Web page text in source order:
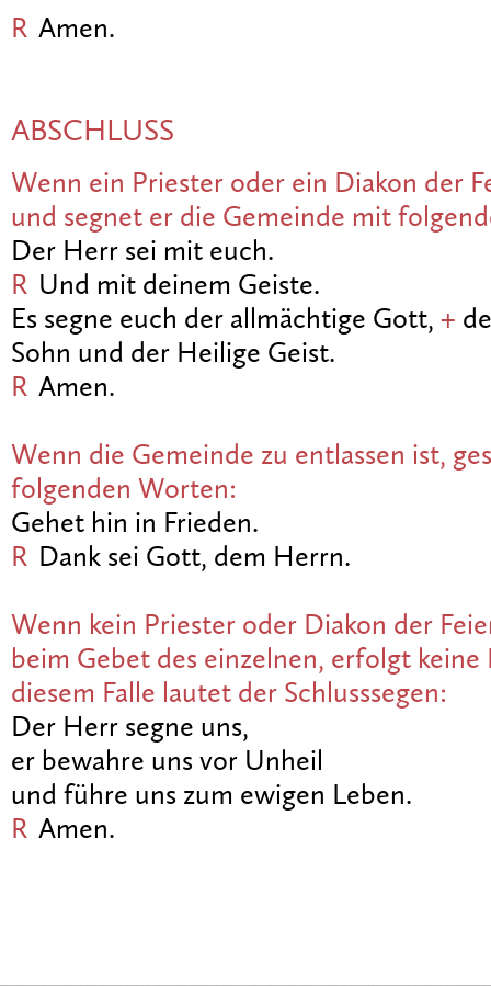
R Amen.
ABSCHLUSS
Wenn ein Priester oder ein Diakon der
und segnet er die Gemeinde mit
Der Herr sei mit euch.
R Und mit deinem Geiste.
Es segne euch der allmächtige Gott, +
Sohn und der Heilige Geist.
R Amen.
Wenn die Gemeinde zu entlassen ist,
folgenden Worten:
Gehet hin in Frieden.
R Dank sei Gott, dem Herrn.
Wenn kein Priester oder Diakon der
beim Gebet des einzelnen, erfolgt keine
diesem Falle lautet der Schlusssegen:
Der Herr segne uns,
er bewahre uns vor Unheil
und führe uns zum ewigen Leben.
R Amen.